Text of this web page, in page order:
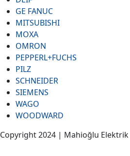
GE FANUC
MITSUBISHI
MOXA
OMRON
PEPPERL+FUCHS
PILZ
SCHNEIDER
SIEMENS
WAGO
WOODWARD
Copyright 2024 | Mahioğlu Elektrik